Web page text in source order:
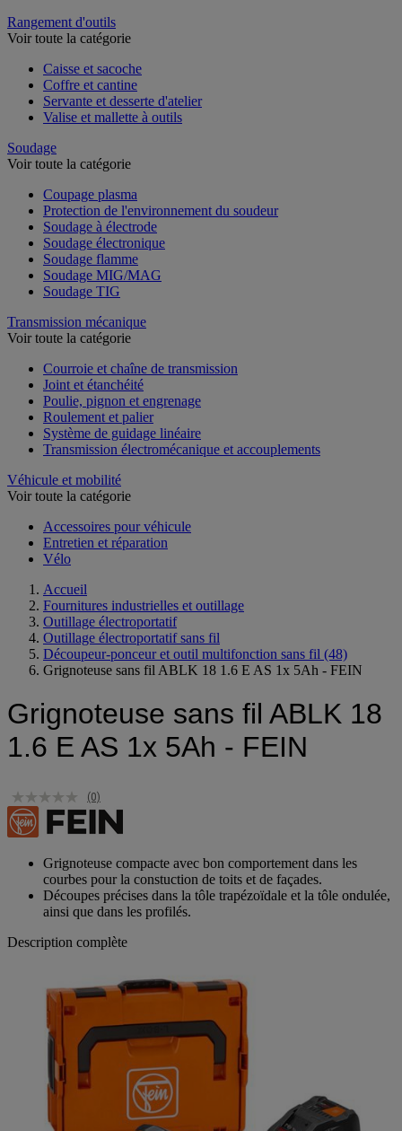
Rangement d'outils
Voir toute la catégorie
Caisse et sacoche
Coffre et cantine
Servante et desserte d'atelier
Valise et mallette à outils
Soudage
Voir toute la catégorie
Coupage plasma
Protection de l'environnement du soudeur
Soudage à électrode
Soudage électronique
Soudage flamme
Soudage MIG/MAG
Soudage TIG
Transmission mécanique
Voir toute la catégorie
Courroie et chaîne de transmission
Joint et étanchéité
Poulie, pignon et engrenage
Roulement et palier
Système de guidage linéaire
Transmission électromécanique et accouplements
Véhicule et mobilité
Voir toute la catégorie
Accessoires pour véhicule
Entretien et réparation
Vélo
Accueil
Fournitures industrielles et outillage
Outillage électroportatif
Outillage électroportatif sans fil
Découpeur-ponceur et outil multifonction sans fil (48)
Grignoteuse sans fil ABLK 18 1.6 E AS 1x 5Ah - FEIN
Grignoteuse sans fil ABLK 18
1.6 E AS 1x 5Ah - FEIN
(0)
Grignoteuse compacte avec bon comportement dans les
courbes pour la constuction de toits et de façades.
Découpes précises dans la tôle trapézoïdale et la tôle ondulée,
ainsi que dans les profilés.
Description complète